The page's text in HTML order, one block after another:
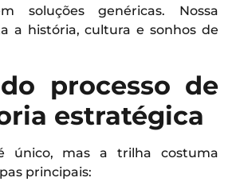
soluções genéricas. Nossa
a história, cultura e sonhos de
processo de
estratégica
único, mas a trilha costuma
principais: